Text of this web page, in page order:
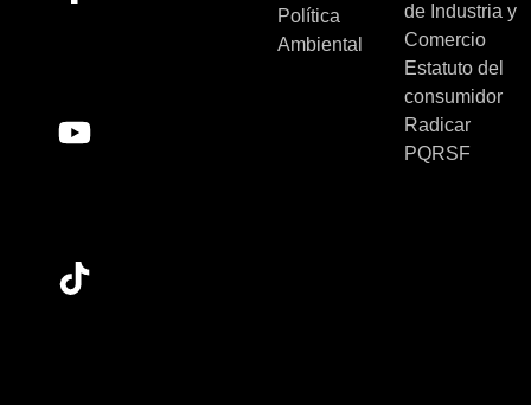
Política
Ambiental
de Industria y
Comercio
Estatuto del
consumidor
Radicar
PQRSF